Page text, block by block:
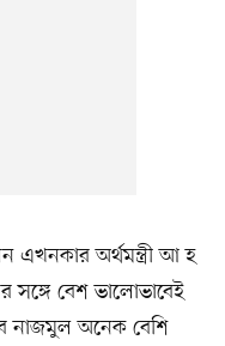
এখনকার অর্থমন্ত্রী আ হ
সঙ্গে বেশ ভালোভাবেই
নাজমুল অনেক বেশি